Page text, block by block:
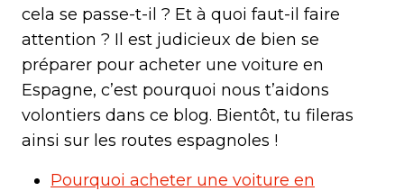
cela se passe-t-il ? Et à quoi faut-il faire
attention ? Il est judicieux de bien se
préparer pour acheter une voiture en
Espagne, c’est pourquoi nous t’aidons
volontiers dans ce blog. Bientôt, tu fileras
ainsi sur les routes espagnoles !
Pourquoi acheter une voiture en